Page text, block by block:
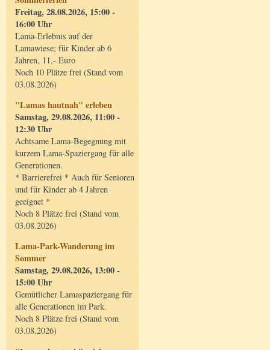
Freitag, 28.08.2026, 15:00 -
16:00 Uhr
Lama-Erlebnis auf der
Lamawiese; für Kinder ab 6
Jahren, 11,- Euro
Noch 10 Plätze frei (Stand vom
03.08.2026)
"Lamas hautnah" erleben
Samstag, 29.08.2026, 11:00 -
12:30 Uhr
Achtsame Lama-Begegnung mit
kurzem Lama-Spaziergang für alle
Generationen.
* Barrierefrei * Auch für Senioren
und für Kinder ab 4 Jahren
geeignet *
Noch 8 Plätze frei (Stand vom
03.08.2026)
Lama-Park-Wanderung im
Sommer
Samstag, 29.08.2026, 13:00 -
15:00 Uhr
Gemütlicher Lamaspaziergang für
alle Generationen im Park.
Noch 8 Plätze frei (Stand vom
03.08.2026)